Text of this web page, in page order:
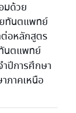
มด้วย
ทันตแพทย์
อหลักสูตร
นตแพทย์
ปีการศึกษา
ภาคเหนือ